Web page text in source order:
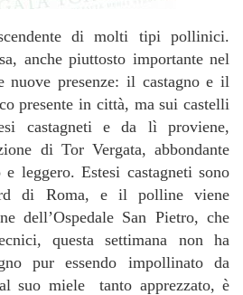
di molti tipi pollinici.
anche piuttosto importante nel
nuove presenze: il castagno e il
presente in città, ma sui castelli
castagneti e da lì proviene,
di Tor Vergata, abbondante
leggero. Estesi castagneti sono
di Roma, e il polline viene
dell’Ospedale San Pietro, che
questa settimana non ha
pur essendo impollinato da
suo miele tanto apprezzato, è